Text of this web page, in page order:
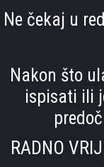
Ne čekaj u
Nakon što
ispisati ili
RADNO